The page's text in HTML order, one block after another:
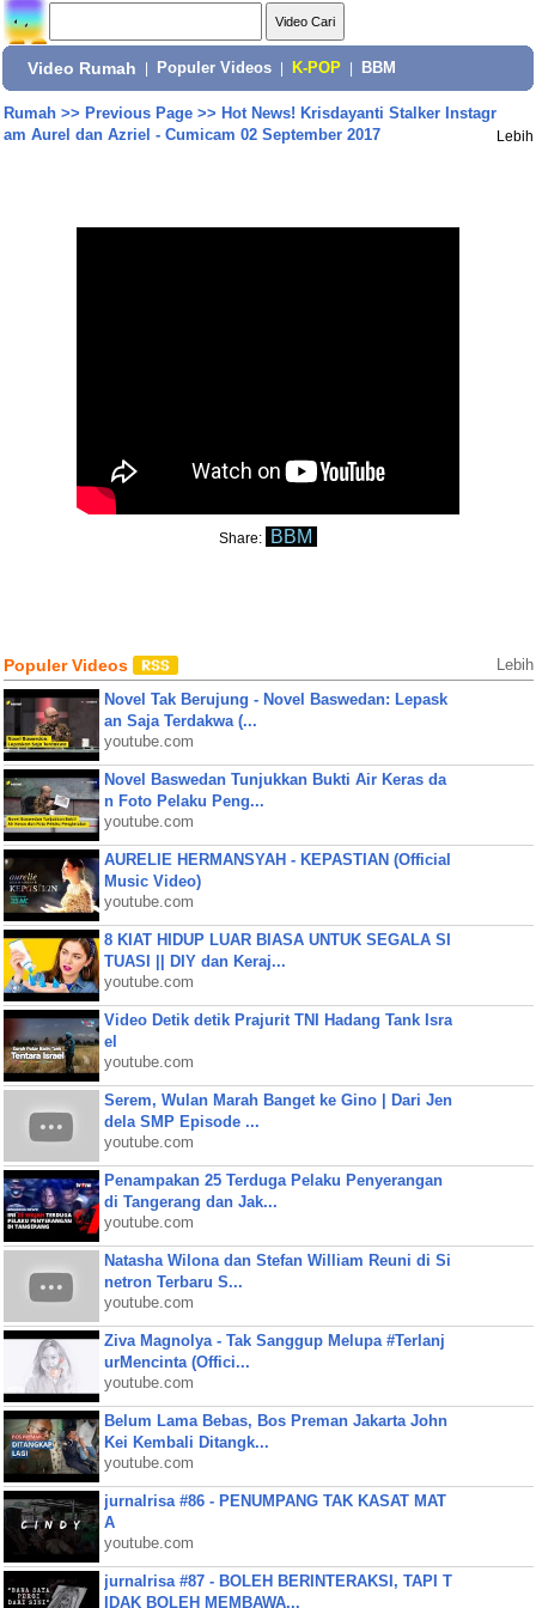
Video Rumah Populer Videos K-POP BBM
Rumah>> Previous Page>> Hot News! Krisdayanti Stalker Instagr
am Aurel dan Azriel - Cumicam 02 September 2017
Lebih
Share: BBM
Populer Videos Lebih
Novel Tak Berujung - Novel Baswedan: Lepask
an Saja Terdakwa (...
youtube.com
Novel Baswedan Tunjukkan Bukti Air Keras da
n Foto Pelaku Peng...
youtube.com
AURELIE HERMANSYAH - KEPASTIAN (Official
Music Video)
youtube.com
8 KIAT HIDUP LUAR BIASA UNTUK SEGALA SI
TUASI || DIY dan Keraj...
youtube.com
Video Detik detik Prajurit TNI Hadang Tank Isra
el
youtube.com
Serem, Wulan Marah Banget ke Gino | Dari Jen
dela SMP Episode ...
youtube.com
Penampakan 25 Terduga Pelaku Penyerangan
di Tangerang dan Jak...
youtube.com
Natasha Wilona dan Stefan William Reuni di Si
netron Terbaru S...
youtube.com
Ziva Magnolya - Tak Sanggup Melupa #Terlanj
urMencinta (Offici...
youtube.com
Belum Lama Bebas, Bos Preman Jakarta John
Kei Kembali Ditangk...
youtube.com
jurnalrisa #86 - PENUMPANG TAK KASAT MAT
A
youtube.com
jurnalrisa #87 - BOLEH BERINTERAKSI, TAPI T
IDAK BOLEH MEMBAWA...